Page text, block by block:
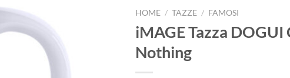
HOME / TAZZE / FAMOSI
iMAGE Tazza
Nothing